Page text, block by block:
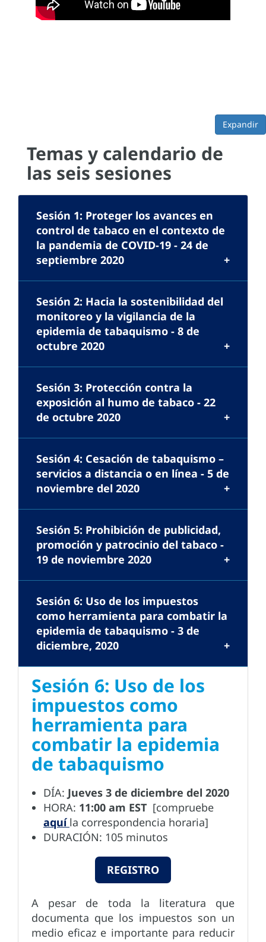
Expandir
Temas y calendario de
las seis sesiones
Sesión 1: Proteger los avances en
control de tabaco en el contexto de
la pandemia de COVID-19 - 24 de
septiembre 2020
Sesión 2: Hacia la sostenibilidad del
monitoreo y la vigilancia de la
epidemia de tabaquismo - 8 de
octubre 2020
Sesión 3: Protección contra la
exposición al humo de tabaco - 22
de octubre 2020
Sesión 4: Cesación de tabaquismo –
servicios a distancia o en línea - 5 de
noviembre del 2020
Sesión 5: Prohibición de publicidad,
promoción y patrocinio del tabaco -
19 de noviembre 2020
Sesión 6: Uso de los impuestos
como herramienta para combatir la
epidemia de tabaquismo - 3 de
diciembre, 2020
Sesión 6: Uso de los
impuestos como
herramienta para
combatir la epidemia
de tabaquismo
DÍA: Jueves 3 de diciembre del 2020
HORA: 11:00 am EST [compruebe
aquíla correspondencia horaria]
DURACIÓN: 105 minutos
REGISTRO
A pesar de toda la literatura que
documenta que los impuestos son un
medio eficaz e importante para reducir